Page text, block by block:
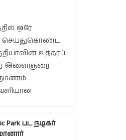
ஒரே
செய்துகொண்ட
உத்தரப்
இளைஞரை
Park பட நடிகர்